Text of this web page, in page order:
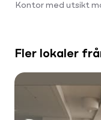
Kontor med utsikt
Fler lokaler